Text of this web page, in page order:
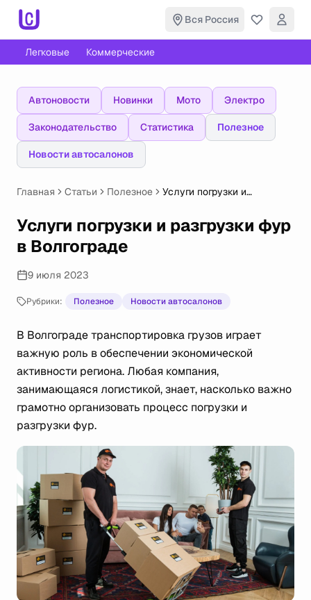
Вся Россия
Легковые Коммерческие
Автоновости Новинки Мото Электро
Законодательство Статистика Полезное
Новости автосалонов
Главная Статьи Полезное
Услуги погрузки и
Услуги погрузки и разгрузки фур
в Волгограде
9 июля 2023
Рубрики: Полезное Новости автосалонов
В Волгограде транспортировка грузов играет
важную роль в обеспечении экономической
активности региона. Любая компания,
занимающаяся логистикой, знает, насколько важно
грамотно организовать процесс погрузки и
разгрузки фур.